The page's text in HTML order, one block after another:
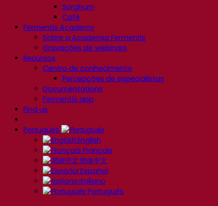
Sorghum
Café
Fermentis Academy
Sobre a Academia Fermentis
Gravações de webinars
Recursos
Centro de conhecimento
Percepções de especialistas
Documentations
Fermentis app
Find us
Português
English
Français
简体中文
Español
Italiano
Português